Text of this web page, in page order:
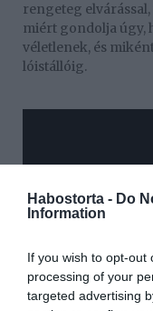
Habostorta - Do
Information
If you wish to opt-out
processing of your
targeted advertising
rengeteg
miért gondolja úgy,
véletlenek, és
lóistállóig.